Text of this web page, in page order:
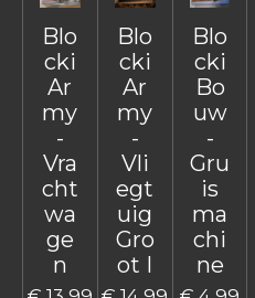
Blo
cki
Ar
my
-
Vra
cht
wa
ge
n
Blo
cki
Ar
my
-
Vli
egt
uig
Gro
ot I
Blo
cki
Bo
uw
-
Gru
is
ma
chi
ne